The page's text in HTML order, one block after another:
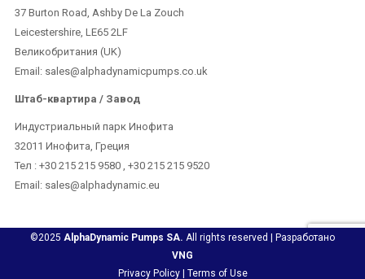
37 Burton Road, Ashby De La Zouch
Leicestershire, LE65 2LF
Великобритания (UK)
Email: sales@alphadynamicpumps.co.uk
Штаб-квартира / Завод
Индустриальный парк Инофита
32011 Инофита, Греция
Teл : +30 215 215 9580 , +30 215 215 9520
Email: sales@alphadynamic.eu
©2025 AlphaDynamic Pumps SA. All rights reserved | Разработано
VNG
Privacy Policy| Terms of Use